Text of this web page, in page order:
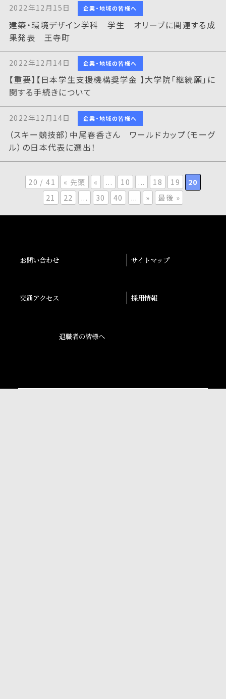
2022年12月15日 企業・地域の皆様へ
建築・環境デザイン学科 学生 オリーブに関連する成
果発表 王寺町
2022年12月14日 企業・地域の皆様へ
【重要】【日本学生支援機構奨学金 】大学院「継続願」に
関する手続きについて
2022年12月14日 企業・地域の皆様へ
（スキー競技部）中尾春香さん ワールドカップ（モーグ
ル）の日本代表に選出！
20 / 41 « 先頭 « ... 10 ... 18 19
20
21
22 ... 30 40 ... » 最後 »
お問い合わせ サイトマップ
交通アクセス 採用情報
退職者の皆様へ